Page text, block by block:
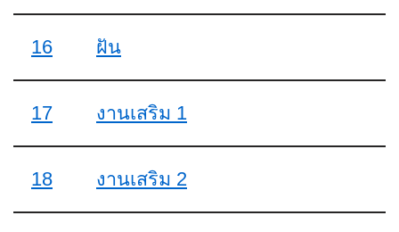
16 ฝัน
17 งานเสริม 1
18 งานเสริม 2